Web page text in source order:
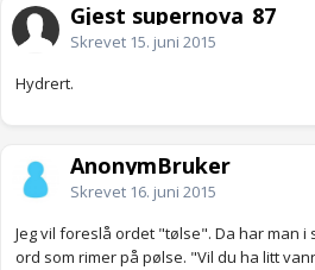
Gjest supernova_87
Skrevet 15. juni 2015
Hydrert.
AnonymBruker
Skrevet 16. juni 2015
Jeg vil foreslå ordet "tølse". Da har man
ord som rimer på pølse. "Vil du ha litt